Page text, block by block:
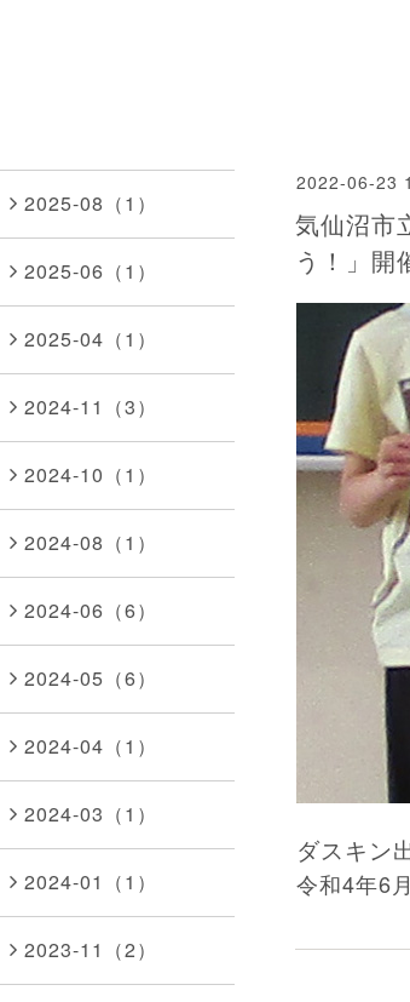
2022-06-23
気仙沼市
う！」開
ダスキン
令和4年6
2025-08（1）
2025-06（1）
2025-04（1）
2024-11（3）
2024-10（1）
2024-08（1）
2024-06（6）
2024-05（6）
2024-04（1）
2024-03（1）
2024-01（1）
2023-11（2）